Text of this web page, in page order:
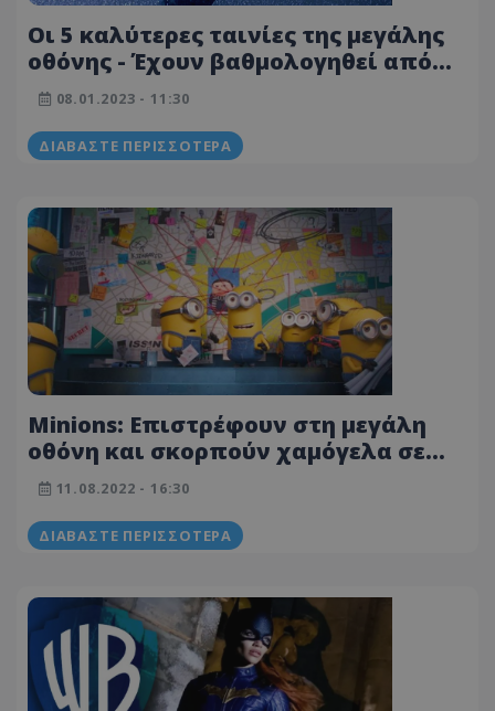
Οι 5 καλύτερες ταινίες της μεγάλης
οθόνης - Έχουν βαθμολογηθεί από
εκατομμύρια θεατές ανά την υφήλιο
08.01.2023 - 11:30
ΔΙΑΒΆΣΤΕ ΠΕΡΙΣΣΌΤΕΡΑ
Minions: Επιστρέφουν στη μεγάλη
οθόνη και σκορπούν χαμόγελα σε
μικρούς και μεγάλους
11.08.2022 - 16:30
ΔΙΑΒΆΣΤΕ ΠΕΡΙΣΣΌΤΕΡΑ